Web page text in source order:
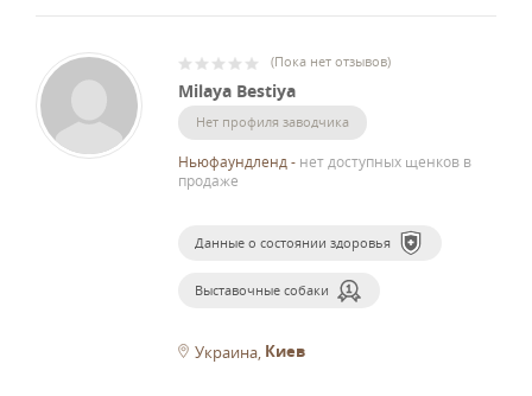
(Пока нет отзывов)
Milaya Bestiya
Нет профиля заводчика
Ньюфаундленд - нет доступных щенков в
продаже
Данные о состоянии здоровья
Выставочные собаки
Украина Киев